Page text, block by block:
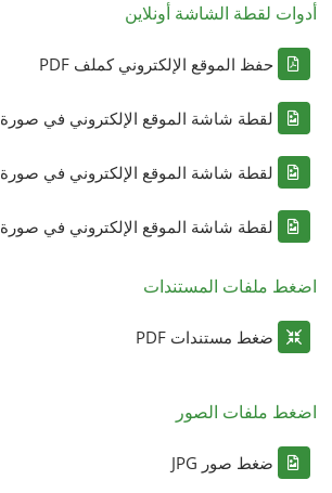
أدوات لقطة الشاشة أونلاين
حفظ الموقع الإلكتروني كملف PDF
لقطة شاشة الموقع الإلكتروني في صورة JPG
لقطة شاشة الموقع الإلكتروني في صورة PNG
لقطة شاشة الموقع الإلكتروني في صورة TIFF
اضغط ملفات المستندات
ضغط مستندات PDF
اضغط ملفات الصور
ضغط صور JPG